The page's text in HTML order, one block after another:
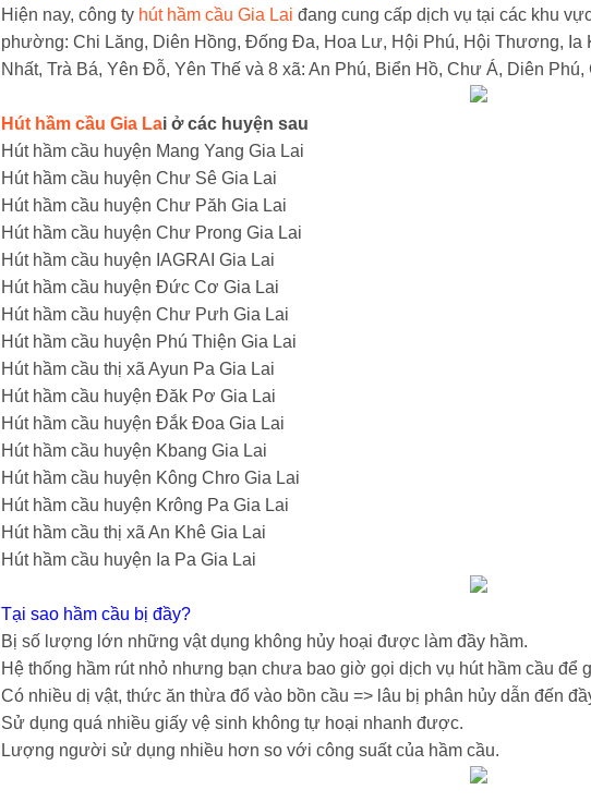
Hiện nay, công ty hút hầm cầu Gia Lai đang cung cấp dịch vụ tại các khu
phường: Chi Lăng, Diên Hồng, Đống Đa, Hoa Lư, Hội Phú, Hội Thương,
Nhất, Trà Bá, Yên Đỗ, Yên Thế và 8 xã: An Phú, Biển Hồ, Chư Á, Diên
Hút hầm cầu Gia Lai ở các huyện sau
Hút hầm cầu huyện Mang Yang Gia Lai
Hút hầm cầu huyện Chư Sê Gia Lai
Hút hầm cầu huyện Chư Păh Gia Lai
Hút hầm cầu huyện Chư Prong Gia Lai
Hút hầm cầu huyện IAGRAI Gia Lai
Hút hầm cầu huyện Đức Cơ Gia Lai
Hút hầm cầu huyện Chư Pưh Gia Lai
Hút hầm cầu huyện Phú Thiện Gia Lai
Hút hầm cầu thị xã Ayun Pa Gia Lai
Hút hầm cầu huyện Đăk Pơ Gia Lai
Hút hầm cầu huyện Đắk Đoa Gia Lai
Hút hầm cầu huyện Kbang Gia Lai
Hút hầm cầu huyện Kông Chro Gia Lai
Hút hầm cầu huyện Krông Pa Gia Lai
Hút hầm cầu thị xã An Khê Gia Lai
Hút hầm cầu huyện Ia Pa Gia Lai
Tại sao hầm cầu bị đầy?
Bị số lượng lớn những vật dụng không hủy hoại được làm đầy hầm.
Hệ thống hầm rút nhỏ nhưng bạn chưa bao giờ gọi dịch vụ hút hầm cầu để
Có nhiều dị vật, thức ăn thừa đổ vào bồn cầu => lâu bị phân hủy dẫn đến
Sử dụng quá nhiều giấy vệ sinh không tự hoại nhanh được.
Lượng người sử dụng nhiều hơn so với công suất của hầm cầu.